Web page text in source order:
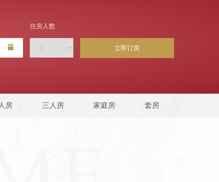
住房人数
立即订房
房 三人房 家庭房 套房